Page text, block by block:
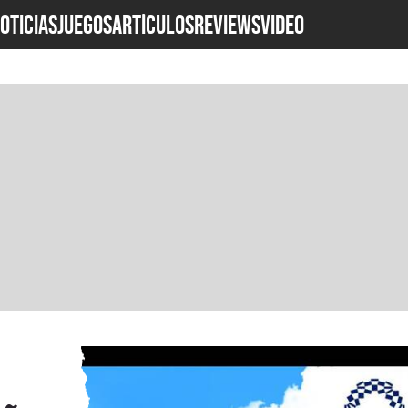
JUEGOSARTÍCULOSREVIEWSVideo